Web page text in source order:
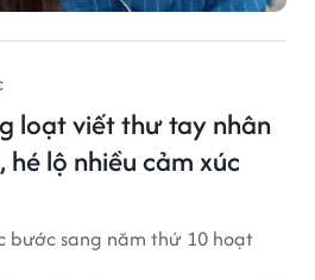
loạt viết thư tay nhân
lộ nhiều cảm xúc
bước sang năm thứ 10 hoạt